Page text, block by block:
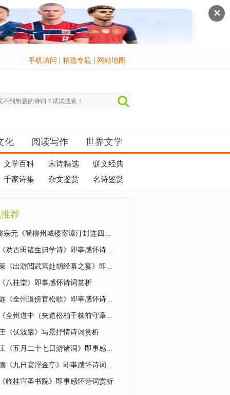
✕
手机访问 精选专题 网站地图
化 阅读写作 世界文学
文学百科 宋诗精选
骈文经典
千家诗集
杂文鉴赏 名诗鉴赏
荐
宗元《登柳州城楼寄漳汀封连四...
劝古田诸生归学诗》即事感怀诗...
《出游閲武营赴胡经幕之宴》即...
八桂堂》即事感怀诗词赏析
《全州道傍官松歌》即事感怀诗...
全州道中（夹道松柏千株前守章...
《伏波巖》写景抒情诗词赏析
《五月二十七日游诸洞》即事感...
《九日宴浮金亭》即事感怀诗词...
临桂宣圣书院》即事感怀诗词赏析